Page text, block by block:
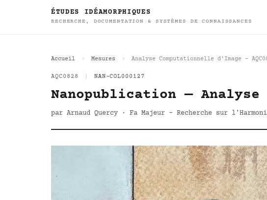
ÉTUDES IDÉAMORPHIQUES
RECHERCHE, DOCUMENTATION & SYSTÈMES DE CONNAISSANCES
Accueil Mesures Analyse Computationnelle d'Image -
AQC0828 NAN-COL000127
Nanopublication — Analyse
par Arnaud Quercy · Fa Majeur - Recherche sur